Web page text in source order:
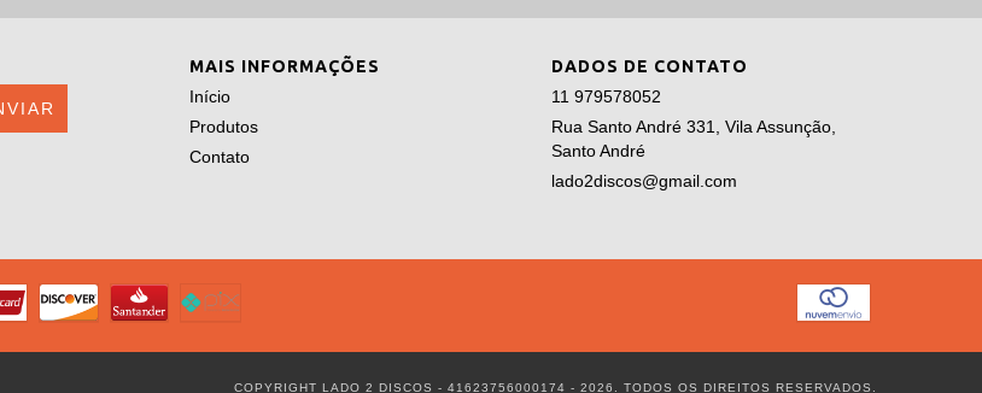
MAIS INFORMAÇÕES
Início
Produtos
Contato
DADOS DE CONTATO
11 979578052
Rua Santo André 331, Vila Assunção,
Santo André
lado2discos@gmail.com
COPYRIGHT LADO 2 DISCOS - 41623756000174 - 2026. TODOS OS DIREITOS RESERVADOS.